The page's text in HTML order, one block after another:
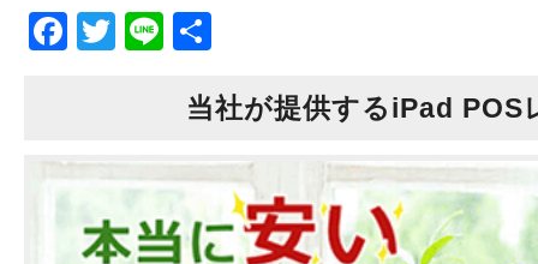
Facebook
Twitter
Line
当社が提供するiPad POS